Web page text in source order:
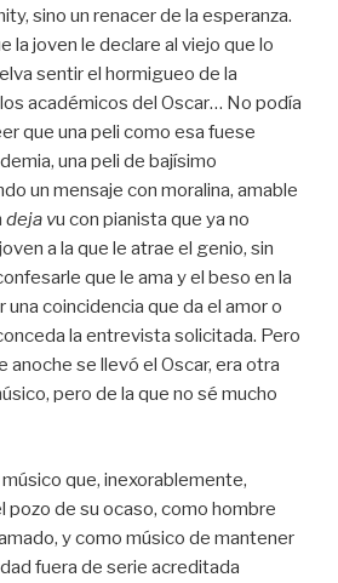
sino un renacer de la esperanza.
la joven le declare al viejo que lo
sentir el hormigueo de la
académicos del Oscar… No podía
que una peli como esa fuese
una peli de bajísimo
un mensaje con moralina, amable
deja vu con pianista que ya no
a la que le atrae el genio, sin
que le ama y el beso en la
una coincidencia que da el amor o
la entrevista solicitada. Pero
anoche se llevó el Oscar, era otra
pero de la que no sé mucho
que, inexorablemente,
pozo de su ocaso, como hombre
y como músico de mantener
fuera de serie acreditada